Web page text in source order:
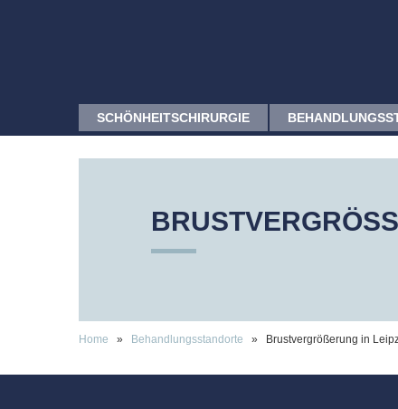
SCHÖNHEITSCHIRURGIE
Home » Behandlungsstandorte » Brust­vergrößerung in